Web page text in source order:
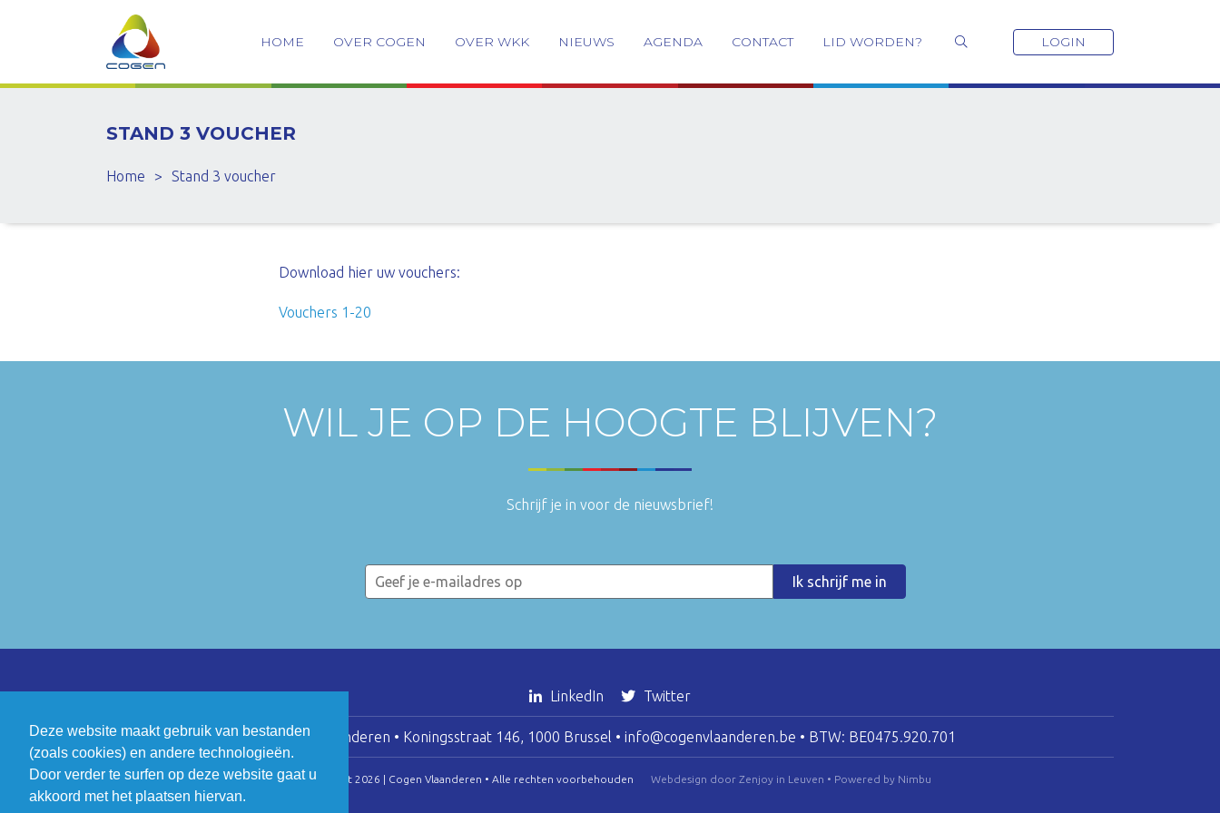
Deze website maakt gebruik van bestanden
(zoals cookies) en andere technologieën.
Door verder te surfen op deze website gaat u
akkoord met het plaatsen hiervan.
HOME OVER COGEN OVER WKK NIEUWS AGENDA CONTACT LID WORDEN? LOGIN
STAND 3 VOUCHER
Home > Stand 3 voucher
Download hier uw vouchers:
Vouchers 1-20
WIL JE OP DE HOOGTE BLIJVEN?
Schrijf je in voor de nieuwsbrief!
LinkedIn Twitter
COGEN Vlaanderen • Koningsstraat 146, 1000 Brussel • info@cogenvlaanderen.be • BTW: BE0475.920.701
© Copyright 2026 | Cogen Vlaanderen • Alle rechten voorbehouden Webdesign door Zenjoy in Leuven • Powered by Nimbu